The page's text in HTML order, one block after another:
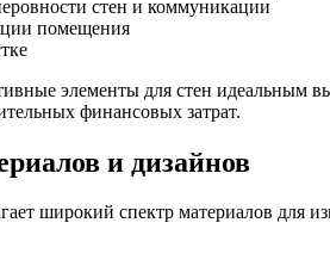
стен и коммуникации
помещения
элементы для стен идеальным
финансовых затрат.
и дизайнов
широкий спектр материалов для